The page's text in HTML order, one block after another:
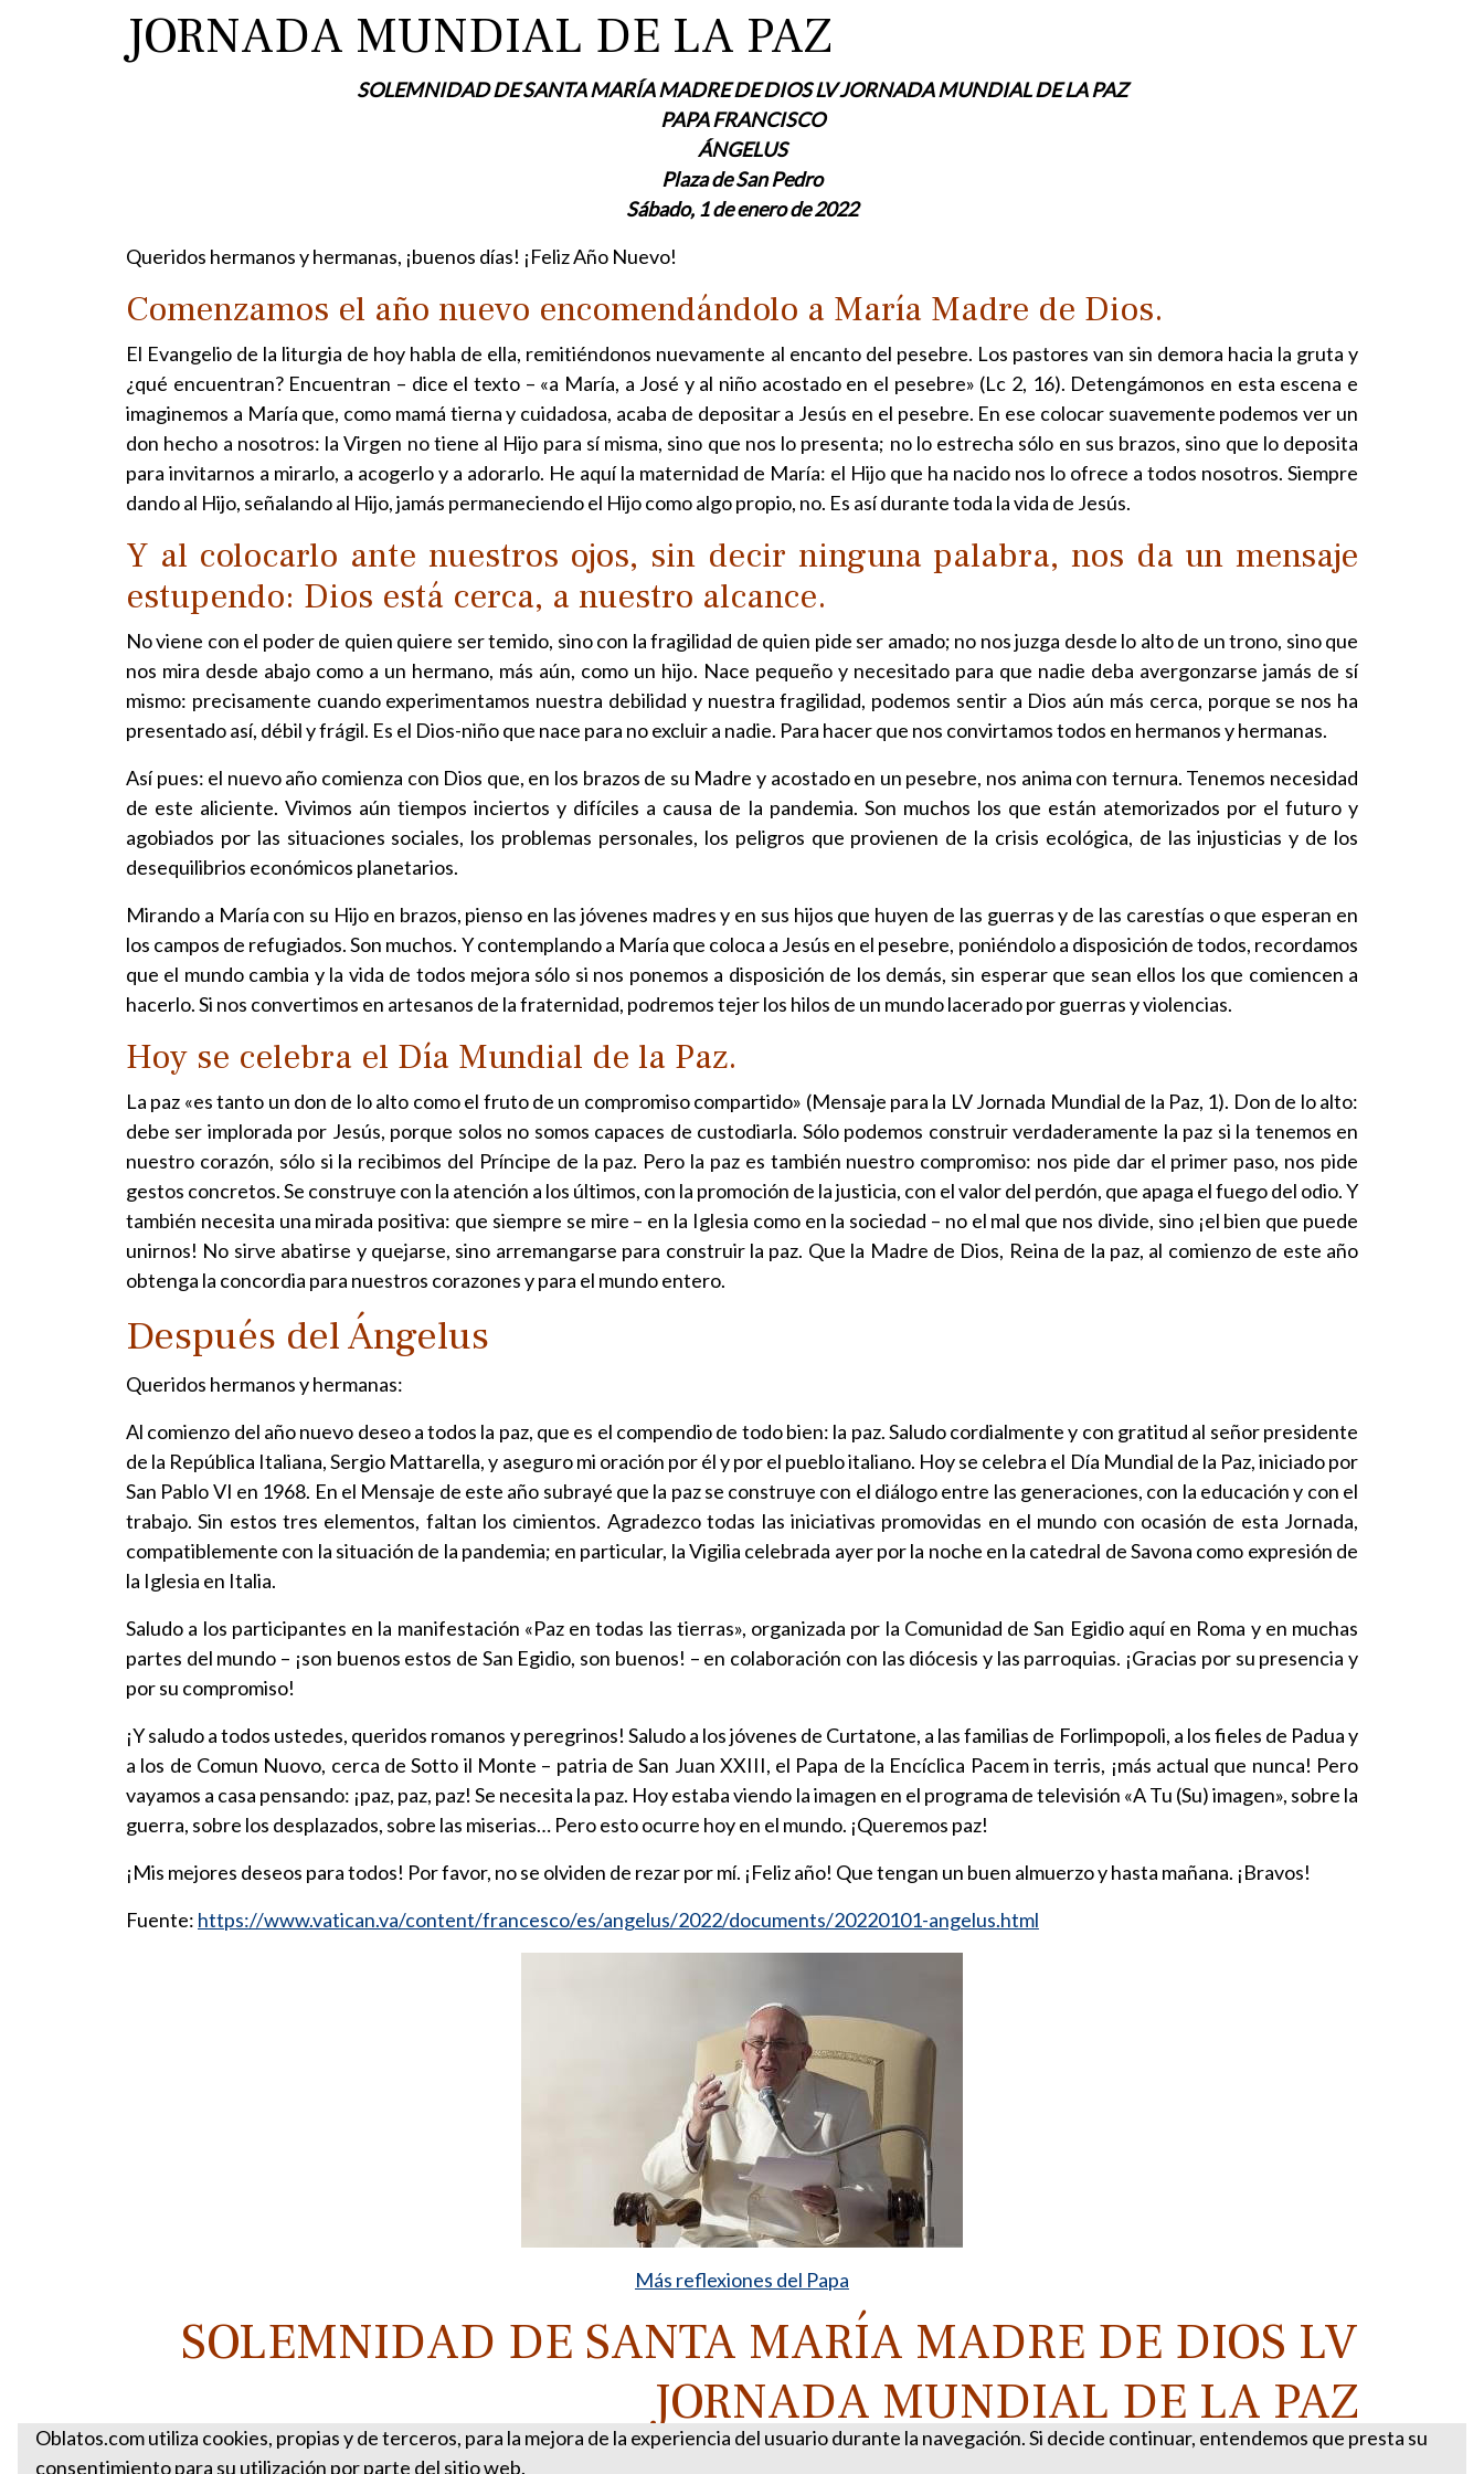
JORNADA MUNDIAL DE LA PAZ
SOLEMNIDAD DE SANTA MARÍA MADRE DE DIOS LV JORNADA MUNDIAL DE LA PAZ
PAPA FRANCISCO
ÁNGELUS
Plaza de San Pedro
Sábado, 1 de enero de 2022
Queridos hermanos y hermanas, ¡buenos días! ¡Feliz Año Nuevo!
Comenzamos el año nuevo encomendándolo a María Madre de Dios.
El Evangelio de la liturgia de hoy habla de ella, remitiéndonos nuevamente al encanto del pesebre. Los pastores van sin demora hacia la gruta y
¿qué encuentran? Encuentran – dice el texto – «a María, a José y al niño acostado en el pesebre» (Lc 2, 16). Detengámonos en esta escena e
imaginemos a María que, como mamá tierna y cuidadosa, acaba de depositar a Jesús en el pesebre. En ese colocar suavemente podemos ver un
don hecho a nosotros: la Virgen no tiene al Hijo para sí misma, sino que nos lo presenta; no lo estrecha sólo en sus brazos, sino que lo deposita
para invitarnos a mirarlo, a acogerlo y a adorarlo. He aquí la maternidad de María: el Hijo que ha nacido nos lo ofrece a todos nosotros. Siempre
dando al Hijo, señalando al Hijo, jamás permaneciendo el Hijo como algo propio, no. Es así durante toda la vida de Jesús.
Y al colocarlo ante nuestros ojos, sin decir ninguna palabra, nos da un mensaje
estupendo: Dios está cerca, a nuestro alcance.
No viene con el poder de quien quiere ser temido, sino con la fragilidad de quien pide ser amado; no nos juzga desde lo alto de un trono, sino que
nos mira desde abajo como a un hermano, más aún, como un hijo. Nace pequeño y necesitado para que nadie deba avergonzarse jamás de sí
mismo: precisamente cuando experimentamos nuestra debilidad y nuestra fragilidad, podemos sentir a Dios aún más cerca, porque se nos ha
presentado así, débil y frágil. Es el Dios-niño que nace para no excluir a nadie. Para hacer que nos convirtamos todos en hermanos y hermanas.
Así pues: el nuevo año comienza con Dios que, en los brazos de su Madre y acostado en un pesebre, nos anima con ternura. Tenemos necesidad
de este aliciente. Vivimos aún tiempos inciertos y difíciles a causa de la pandemia. Son muchos los que están atemorizados por el futuro y
agobiados por las situaciones sociales, los problemas personales, los peligros que provienen de la crisis ecológica, de las injusticias y de los
desequilibrios económicos planetarios.
Mirando a María con su Hijo en brazos, pienso en las jóvenes madres y en sus hijos que huyen de las guerras y de las carestías o que esperan en
los campos de refugiados. Son muchos. Y contemplando a María que coloca a Jesús en el pesebre, poniéndolo a disposición de todos, recordamos
que el mundo cambia y la vida de todos mejora sólo si nos ponemos a disposición de los demás, sin esperar que sean ellos los que comiencen a
hacerlo. Si nos convertimos en artesanos de la fraternidad, podremos tejer los hilos de un mundo lacerado por guerras y violencias.
Hoy se celebra el Día Mundial de la Paz.
La paz «es tanto un don de lo alto como el fruto de un compromiso compartido» (Mensaje para la LV Jornada Mundial de la Paz, 1). Don de lo alto:
debe ser implorada por Jesús, porque solos no somos capaces de custodiarla. Sólo podemos construir verdaderamente la paz si la tenemos en
nuestro corazón, sólo si la recibimos del Príncipe de la paz. Pero la paz es también nuestro compromiso: nos pide dar el primer paso, nos pide
gestos concretos. Se construye con la atención a los últimos, con la promoción de la justicia, con el valor del perdón, que apaga el fuego del odio. Y
también necesita una mirada positiva: que siempre se mire – en la Iglesia como en la sociedad – no el mal que nos divide, sino ¡el bien que puede
unirnos! No sirve abatirse y quejarse, sino arremangarse para construir la paz. Que la Madre de Dios, Reina de la paz, al comienzo de este año
obtenga la concordia para nuestros corazones y para el mundo entero.
Después del Ángelus
Queridos hermanos y hermanas:
Al comienzo del año nuevo deseo a todos la paz, que es el compendio de todo bien: la paz. Saludo cordialmente y con gratitud al señor presidente
de la República Italiana, Sergio Mattarella, y aseguro mi oración por él y por el pueblo italiano. Hoy se celebra el Día Mundial de la Paz, iniciado por
San Pablo VI en 1968. En el Mensaje de este año subrayé que la paz se construye con el diálogo entre las generaciones, con la educación y con el
trabajo. Sin estos tres elementos, faltan los cimientos. Agradezco todas las iniciativas promovidas en el mundo con ocasión de esta Jornada,
compatiblemente con la situación de la pandemia; en particular, la Vigilia celebrada ayer por la noche en la catedral de Savona como expresión de
la Iglesia en Italia.
Saludo a los participantes en la manifestación «Paz en todas las tierras», organizada por la Comunidad de San Egidio aquí en Roma y en muchas
partes del mundo – ¡son buenos estos de San Egidio, son buenos! – en colaboración con las diócesis y las parroquias. ¡Gracias por su presencia y
por su compromiso!
¡Y saludo a todos ustedes, queridos romanos y peregrinos! Saludo a los jóvenes de Curtatone, a las familias de Forlimpopoli, a los fieles de Padua y
a los de Comun Nuovo, cerca de Sotto il Monte – patria de San Juan XXIII, el Papa de la Encíclica Pacem in terris, ¡más actual que nunca! Pero
vayamos a casa pensando: ¡paz, paz, paz! Se necesita la paz. Hoy estaba viendo la imagen en el programa de televisión «A Tu (Su) imagen», sobre la
guerra, sobre los desplazados, sobre las miserias… Pero esto ocurre hoy en el mundo. ¡Queremos paz!
¡Mis mejores deseos para todos! Por favor, no se olviden de rezar por mí. ¡Feliz año! Que tengan un buen almuerzo y hasta mañana. ¡Bravos!
Fuente: https://www.vatican.va/content/francesco/es/angelus/2022/documents/20220101-angelus.html
Más reflexiones del Papa
SOLEMNIDAD DE SANTA MARÍA MADRE DE DIOS LV
JORNADA MUNDIAL DE LA PAZ
Oblatos.com utiliza cookies, propias y de terceros, para la mejora de la experiencia del usuario durante la navegación. Si decide continuar, entendemos que presta su
consentimiento para su utilización por parte del sitio web.